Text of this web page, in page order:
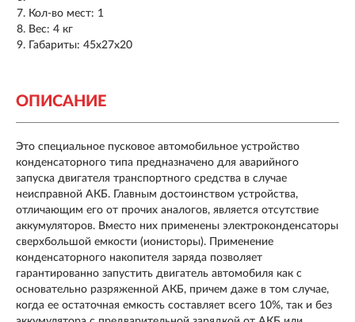
Кол-во мест: 1
Вес: 4 кг
Габариты: 45x27x20
ОПИСАНИЕ
Это специальное пусковое автомобильное устройство
конденсаторного типа предназначено для аварийного
запуска двигателя транспортного средства в случае
неисправной АКБ. Главным достоинством устройства,
отличающим его от прочих аналогов, является отсутствие
аккумуляторов. Вместо них применены электроконденсаторы
сверхбольшой емкости (ионисторы). Применение
конденсаторного накопителя заряда позволяет
гарантированно запустить двигатель автомобиля как с
основательно разряженной АКБ, причем даже в том случае,
когда ее остаточная емкость составляет всего 10%, так и без